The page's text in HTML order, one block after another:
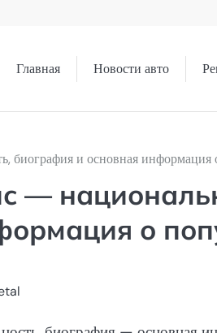
Главная Новости авто
биография и основная информация
—
о